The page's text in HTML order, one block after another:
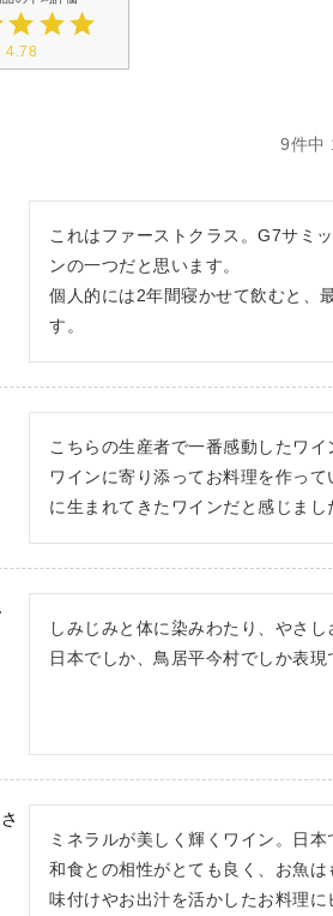
4.78
9件中
これはファーストクラス。G7サミ
ンの一つだと思います。
個人的には2年間寝かせて飲むと、
す。
こちらの生産者で一番感動したワ
ワインに寄り添ってお料理を作っ
に生まれてきたワインだと感じまし
しみじみと体に染みわたり、やさ
日本でしか、鳥居平今村でしか表現
ミネラルが美しく輝くワイン。日
和食との相性がとても良く、お魚
味付けやお出汁を活かしたお料理